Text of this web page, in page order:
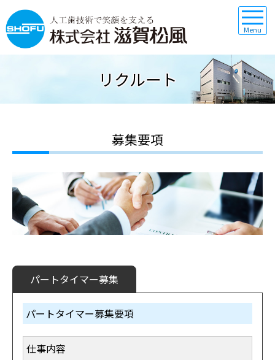
toggle
リクルート
募集要項
パートタイマー募集
パートタイマー募集要項
仕事内容